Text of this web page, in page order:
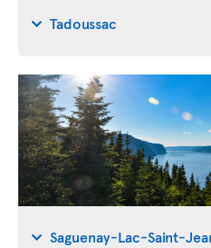
Tadoussac
Saguenay-Lac-Saint-